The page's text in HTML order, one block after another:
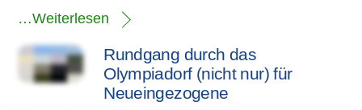
…Weiterlesen
Rundgang durch das
Olympiadorf (nicht nur) für
Neueingezogene